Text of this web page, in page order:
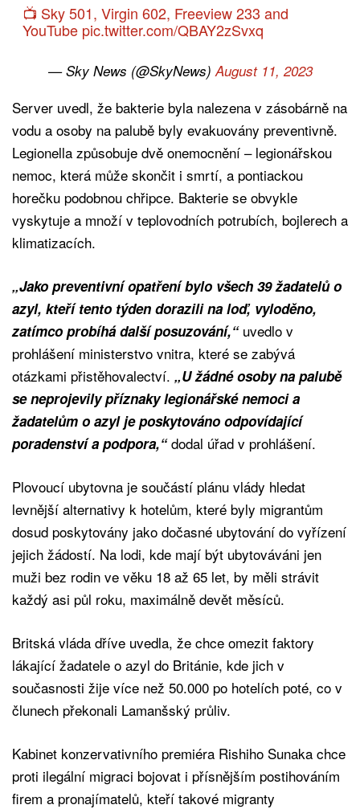
📺 Sky 501, Virgin 602, Freeview 233 and
YouTube pic.twitter.com/QBAY2zSvxq
— Sky News (@SkyNews) August 11, 2023
Server uvedl, že bakterie byla nalezena v zásobárně na
vodu a osoby na palubě byly evakuovány preventivně.
Legionella způsobuje dvě onemocnění – legionářskou
nemoc, která může skončit i smrtí, a pontiackou
horečku podobnou chřipce. Bakterie se obvykle
vyskytuje a množí v teplovodních potrubích, bojlerech a
klimatizacích.
„Jako preventivní opatření bylo všech 39 žadatelů o
azyl, kteří tento týden dorazili na loď, vyloděno,
zatímco probíhá další posuzování,“ uvedlo v
prohlášení ministerstvo vnitra, které se zabývá
otázkami přistěhovalectví. „U žádné osoby na palubě
se neprojevily příznaky legionářské nemoci a
žadatelům o azyl je poskytováno odpovídající
poradenství a podpora,“dodal úřad v prohlášení.
Plovoucí ubytovna je součástí plánu vlády hledat
levnější alternativy k hotelům, které byly migrantům
dosud poskytovány jako dočasné ubytování do vyřízení
jejich žádostí. Na lodi, kde mají být ubytováváni jen
muži bez rodin ve věku 18 až 65 let, by měli strávit
každý asi půl roku, maximálně devět měsíců.
Britská vláda dříve uvedla, že chce omezit faktory
lákající žadatele o azyl do Británie, kde jich v
současnosti žije více než 50.000 po hotelích poté, co v
člunech překonali Lamanšský průliv.
Kabinet konzervativního premiéra Rishiho Sunaka chce
proti ilegální migraci bojovat i přísnějším postihováním
firem a pronajímatelů, kteří takové migranty